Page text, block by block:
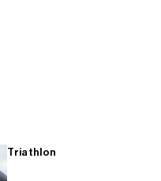
Triathlon